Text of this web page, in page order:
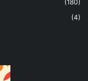
(180)
(4)